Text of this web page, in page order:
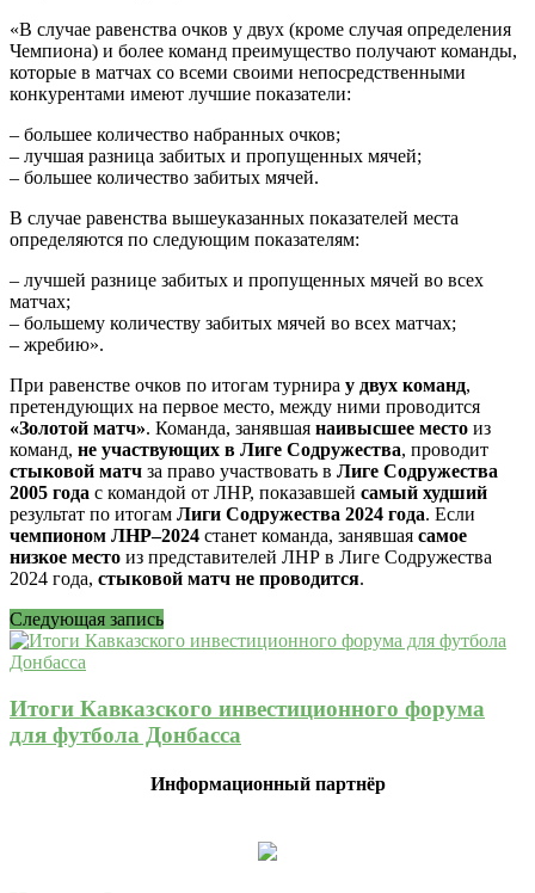
«В случае равенства очков у двух (кроме случая определения
Чемпиона) и более команд преимущество получают команды,
которые в матчах со всеми своими непосредственными
конкурентами имеют лучшие показатели:
– большее количество набранных очков;
– лучшая разница забитых и пропущенных мячей;
– большее количество забитых мячей.
В случае равенства вышеуказанных показателей места
определяются по следующим показателям:
– лучшей разнице забитых и пропущенных мячей во всех
матчах;
– большему количеству забитых мячей во всех матчах;
– жребию».
При равенстве очков по итогам турнира у двух команд,
претендующих на первое место, между ними проводится
«Золотой матч». Команда, занявшая наивысшее место из
команд, не участвующих в Лиге Содружества, проводит
стыковой матч за право участвовать в Лиге Содружества
2005 года с командой от ЛНР, показавшей самый худший
результат по итогам Лиги Содружества 2024 года. Если
чемпионом ЛНР–2024 станет команда, занявшая самое
низкое место из представителей ЛНР в Лиге Содружества
2024 года, стыковой матч не проводится.
Следующая запись
Итоги Кавказского инвестиционного форума
для футбола Донбасса
Информационный партнёр